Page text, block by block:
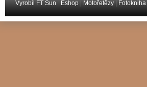
Vyrobil FT Sun Eshop | Motořetězy | Fotokniha